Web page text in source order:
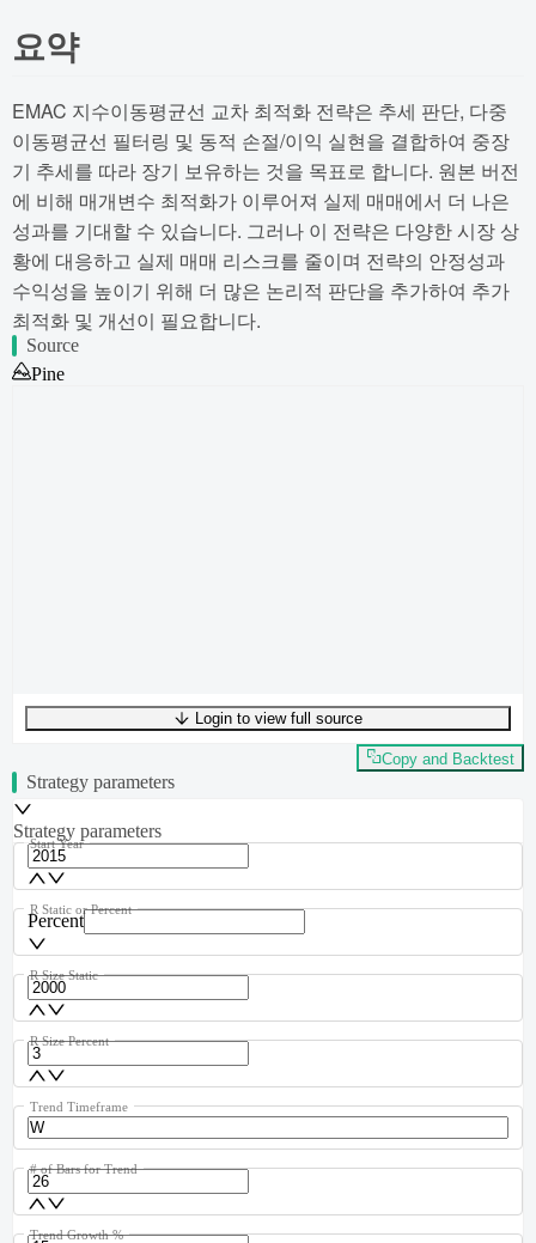
요약
EMAC 지수이동평균선 교차 최적화 전략은 추세 판단, 다중
이동평균선 필터링 및 동적 손절/이익 실현을 결합하여 중장
기 추세를 따라 장기 보유하는 것을 목표로 합니다. 원본 버전
에 비해 매개변수 최적화가 이루어져 실제 매매에서 더 나은
성과를 기대할 수 있습니다. 그러나 이 전략은 다양한 시장 상
황에 대응하고 실제 매매 리스크를 줄이며 전략의 안정성과
수익성을 높이기 위해 더 많은 논리적 판단을 추가하여 추가
최적화 및 개선이 필요합니다.
Source
Pine
UTF-8496 bytes74 words0 linesLn 1,Col 0
Login to view full source
Copy and Backtest
Strategy parameters
Strategy parameters
Start Year
Percent
R Static or Percent
R Size Static
R Size Percent
Trend Timeframe
# of Bars for Trend
Trend Growth %